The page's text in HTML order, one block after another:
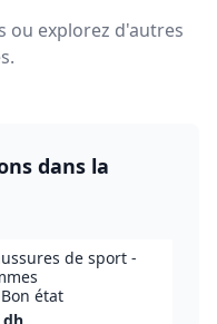
ou explorez d'autres
dans la
de sport -
Bon état